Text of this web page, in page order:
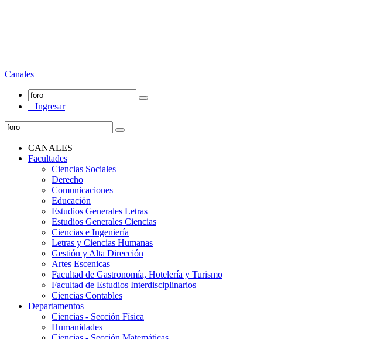
Canales
Ingresar
CANALES
Facultades
Ciencias Sociales
Derecho
Comunicaciones
Educación
Estudios Generales Letras
Estudios Generales Ciencias
Ciencias e Ingeniería
Letras y Ciencias Humanas
Gestión y Alta Dirección
Artes Escenicas
Facultad de Gastronomía, Hotelería y Turismo
Facultad de Estudios Interdisciplinarios
Ciencias Contables
Departamentos
Ciencias - Sección Física
Humanidades